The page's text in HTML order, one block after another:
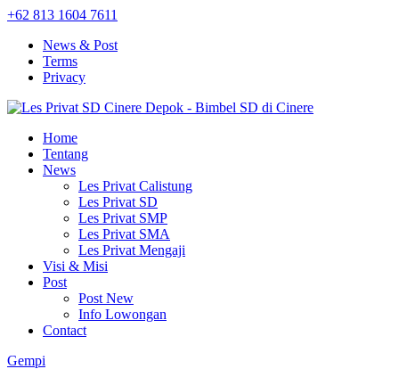
+62 813 1604 7611
News & Post
Terms
Privacy
Home
Tentang
News
Les Privat Calistung
Les Privat SD
Les Privat SMP
Les Privat SMA
Les Privat Mengaji
Visi & Misi
Post
Post New
Info Lowongan
Contact
Gempi